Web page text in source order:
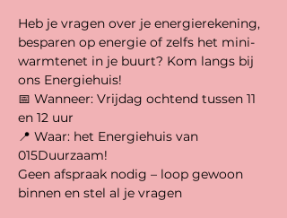
Heb je vragen over je energierekening,
besparen op energie of zelfs het mini-
warmtenet in je buurt? Kom langs bij
ons Energiehuis!
📅 Wanneer: Vrijdag ochtend tussen 11
en 12 uur
📍 Waar: het Energiehuis van
015Duurzaam!
Geen afspraak nodig – loop gewoon
binnen en stel al je vragen